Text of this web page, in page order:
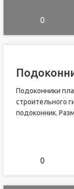
0
Подоконники
строительного
подоконник.
0